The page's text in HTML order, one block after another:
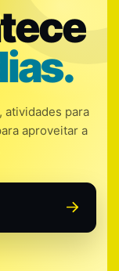
atividades para
aproveitar a